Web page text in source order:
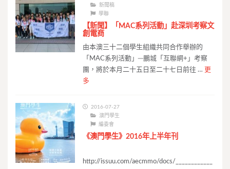
新聞稿
學聯
【新聞】「MAC系列活動」赴深圳考察文
創電商
由本澳三十二個學生組織共同合作舉辦的
「MAC系列活動」─鵬城「互聯網+」考察
團，將於本月二十五日至二十七日前往 … 更
多
2016-07-27
澳門學生
編委會
《澳門學生》2016年上半年刊
http://issuu.com/aecmmo/docs/____________